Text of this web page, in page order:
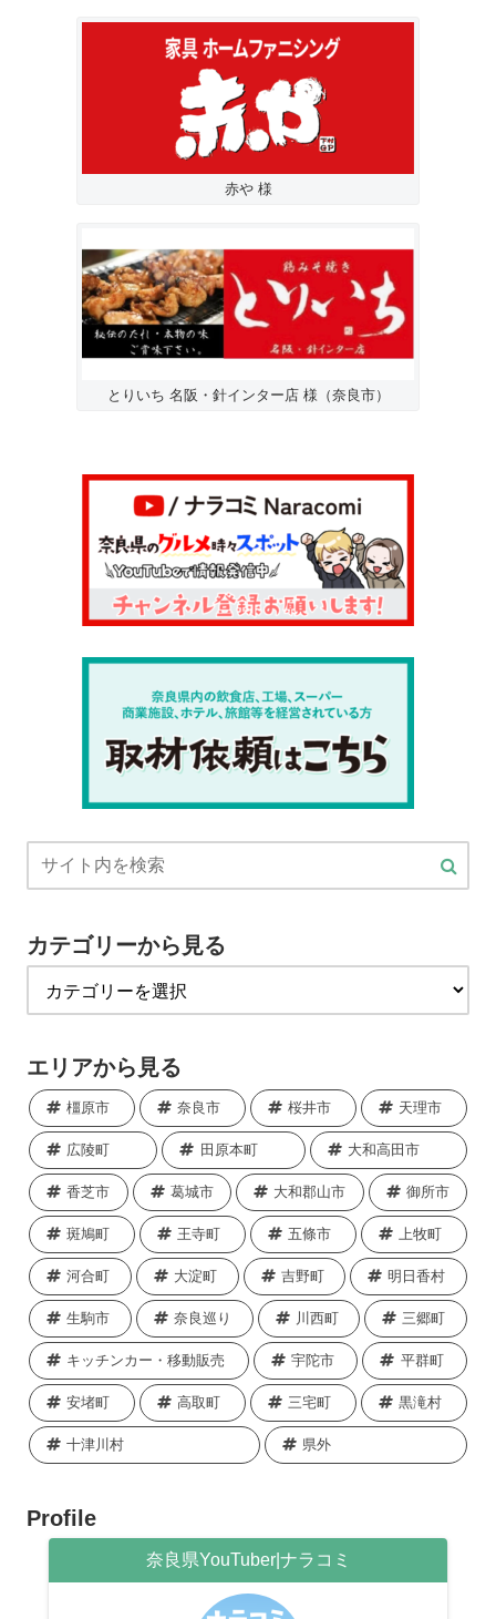
赤や 様
とりいち 名阪・針インター店 様（奈良市）
カテゴリーから見る
エリアから見る
橿原市 奈良市 桜井市 天理市
広陵町 田原本町 大和高田市
香芝市 葛城市 大和郡山市 御所市
斑鳩町 王寺町 五條市 上牧町
河合町 大淀町 吉野町 明日香村
生駒市 奈良巡り 川西町 三郷町
キッチンカー・移動販売 宇陀市 平群町
安堵町 高取町 三宅町 黒滝村
十津川村 県外
Profile
奈良県YouTuber|ナラコミ